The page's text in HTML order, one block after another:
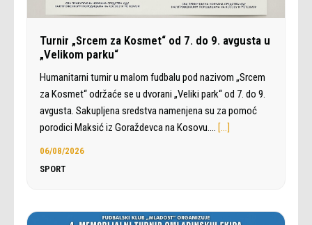
Turnir „Srcem za Kosmet“ od 7. do 9. avgusta u
„Velikom parku“
Humanitarni turnir u malom fudbalu pod nazivom „Srcem
za Kosmet“ održaće se u dvorani „Veliki park“ od 7. do 9.
avgusta. Sakupljena sredstva namenjena su za pomoć
porodici Maksić iz Goraždevca na Kosovu.… […]
06/08/2026
SPORT